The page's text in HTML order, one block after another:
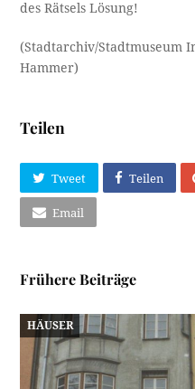
des Rätsels Lösung!
(Stadtarchiv/Stadtmuseum
Hammer)
Teilen
Tweet Teilen
Email
Frühere Beiträge
HÄUSER